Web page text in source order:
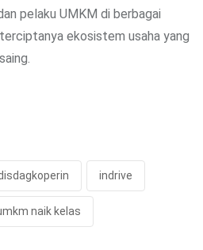
pelaku UMKM di berbagai
ekosistem usaha yang
indrive
naik kelas